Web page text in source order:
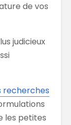
de vos
judicieux
recherches
les petites